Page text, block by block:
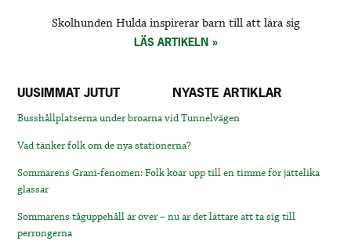
Skolhunden Hulda inspirerar barn till att lära sig
LÄS ARTIKELN
UUSIMMAT JUTUT NYASTE ARTIKLAR
Busshållplatserna under broarna vid Tunnelvägen
Vad tänker folk om de nya stationerna?
Sommarens Grani-fenomen: Folk köar upp till en timme för jättelika
glassar
Sommarens tåguppehåll är över – nu är det lättare att ta sig till
perrongerna